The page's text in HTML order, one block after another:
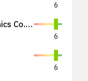
6
Samsung Electronics Co., Ltd.
6
6